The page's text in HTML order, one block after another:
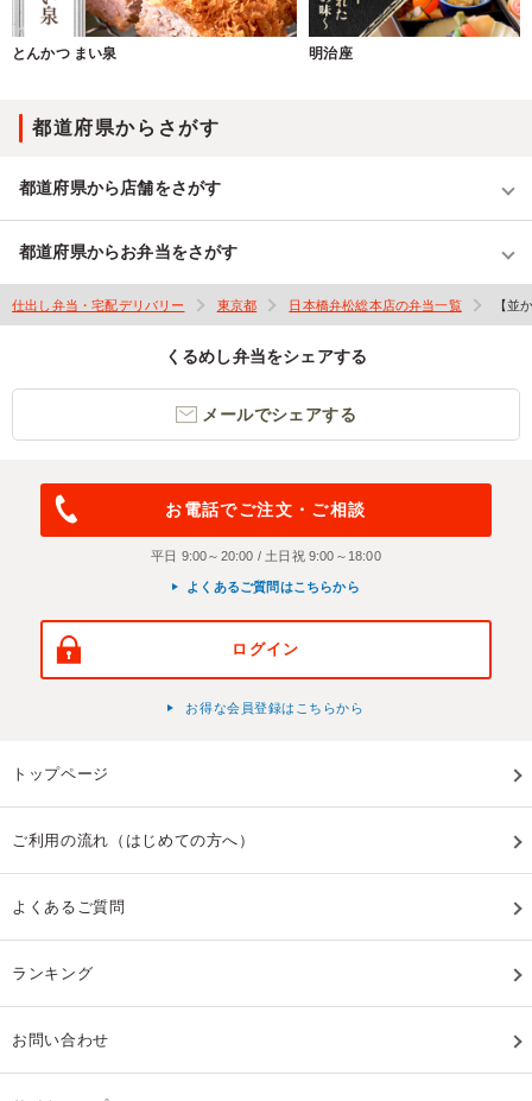
とんかつ まい泉 明治座
都道府県からさがす
都道府県から店舗をさがす
都道府県からお弁当をさがす
仕出し弁当・宅配デリバリー 東京都 日本橋弁松総本店の弁当一覧 【並
くるめし弁当をシェアする
メールでシェアする
お電話でご注文・ご相談
平日 9:00～20:00 / 土日祝 9:00～18:00
よくあるご質問はこちらから
ログイン
お得な会員登録はこちらから
トップページ
ご利用の流れ（はじめての方へ）
よくあるご質問
ランキング
お問い合わせ